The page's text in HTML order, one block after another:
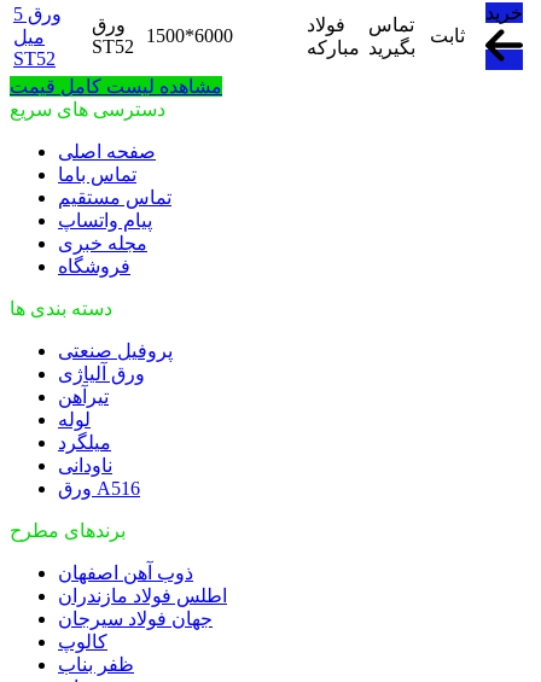
ورق 5
میل
ST52
ورق
ST52
1500*6000
فولاد
مبارکه
تماس
بگیرید
ثابت
خرید
مشاهده لیست کامل قیمت
دسترسی های سریع
صفحه اصلی
تماس باما
تماس مستقیم
پیام واتساپ
مجله خبری
فروشگاه
دسته بندی ها
پروفیل صنعتی
ورق آلیاژی
تیرآهن
لوله
میلگرد
ناودانی
ورق A516
برندهای مطرح
ذوب آهن اصفهان
اطلس فولاد مازندران
جهان فولاد سیرجان
کالوپ
ظفر بناب